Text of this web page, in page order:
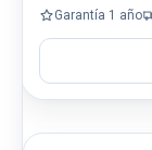
Garantía 1 año